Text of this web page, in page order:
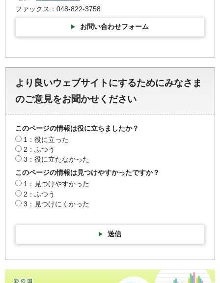
ファックス：048-822-3758
お問い合わせフォーム
より良いウェブサイトにするためにみなさま
のご意見をお聞かせください
このページの情報は役に立ちましたか？
1：役に立った
2：ふつう
3：役に立たなかった
このページの情報は見つけやすかったですか？
1：見つけやすかった
2：ふつう
3：見つけにくかった
送信
彩の国統計情報館トップページ